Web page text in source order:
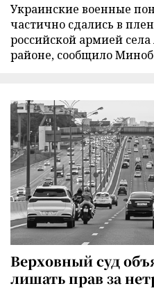
Украинские военные
частично сдались в
российской армией
районе, сообщило
Верховный суд
лишать прав за